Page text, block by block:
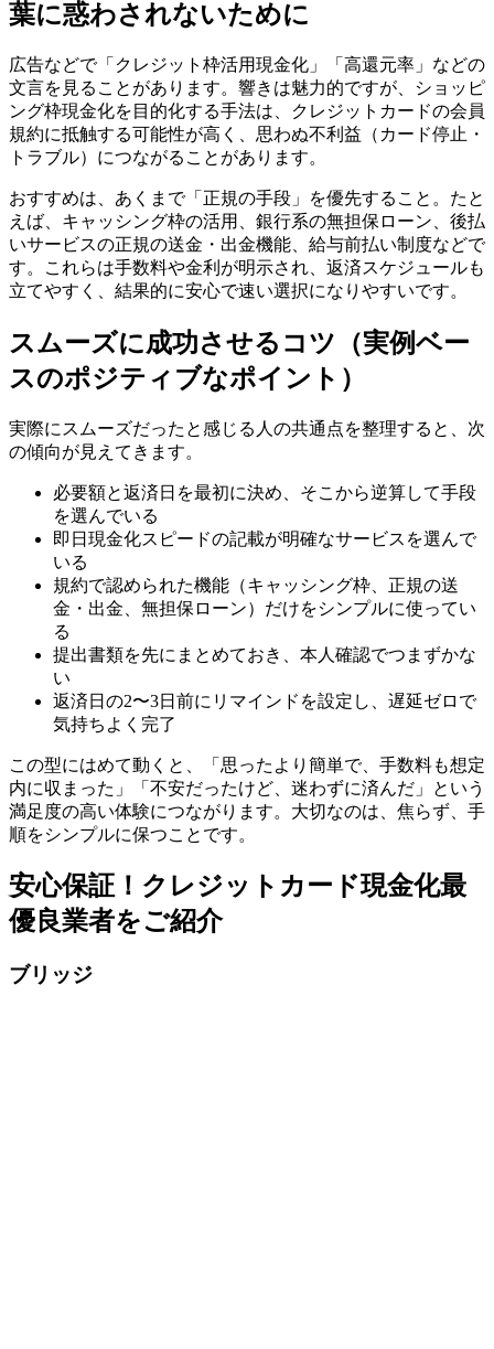
葉に惑わされないために
広告などで「クレジット枠活用現金化」「高還元率」などの
文言を見ることがあります。響きは魅力的ですが、ショッピ
ング枠現金化を目的化する手法は、クレジットカードの会員
規約に抵触する可能性が高く、思わぬ不利益（カード停止・
トラブル）につながることがあります。
おすすめは、あくまで「正規の手段」を優先すること。たと
えば、キャッシング枠の活用、銀行系の無担保ローン、後払
いサービスの正規の送金・出金機能、給与前払い制度などで
す。これらは手数料や金利が明示され、返済スケジュールも
立てやすく、結果的に安心で速い選択になりやすいです。
スムーズに成功させるコツ（実例ベー
スのポジティブなポイント）
実際にスムーズだったと感じる人の共通点を整理すると、次
の傾向が見えてきます。
必要額と返済日を最初に決め、そこから逆算して手段
を選んでいる
即日現金化スピードの記載が明確なサービスを選んで
いる
規約で認められた機能（キャッシング枠、正規の送
金・出金、無担保ローン）だけをシンプルに使ってい
る
提出書類を先にまとめておき、本人確認でつまずかな
い
返済日の2〜3日前にリマインドを設定し、遅延ゼロで
気持ちよく完了
この型にはめて動くと、「思ったより簡単で、手数料も想定
内に収まった」「不安だったけど、迷わずに済んだ」という
満足度の高い体験につながります。大切なのは、焦らず、手
順をシンプルに保つことです。
安心保証！クレジットカード現金化最
優良業者をご紹介
ブリッジ